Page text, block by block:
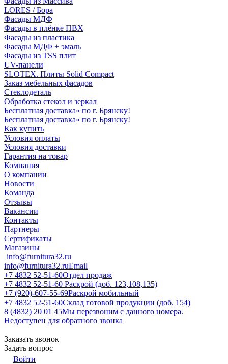
LORES / Бора
Фасады МДФ
Фасады в плёнке ПВХ
Фасады из пластика
Фасады МДФ + эмаль
Фасады из TSS плит
UV-панели
SLOTEX. Плиты Solid Compact
Заказ мебельных фасадов
Стеклодеталь
Обработка стекол и зеркал
Бесплатная доставка» по г. Брянску!
Бесплатная доставка» по г. Брянску!
Как купить
Условия оплаты
Условия доставки
Гарантия на товар
Компания
О компании
Новости
Команда
Отзывы
Вакансии
Контакты
Партнеры
Сертификаты
Магазины
info@furnitura32.ru
info@furnitura32.ruEmail
+7 4832 52-51-60Отдел продаж
+7 4832 52-51-60 Раскрой (доб. 123,108,135)
+7 (920)-607-55-69Раскрой мобильный
+7 4832 52-51-60Склад готовой продукции (доб. 154)
8 (4832) 20 01 45Мы перезвоним с данного номера.
Недоступен для обратного звонка
Заказать звонок
Задать вопрос
Войти